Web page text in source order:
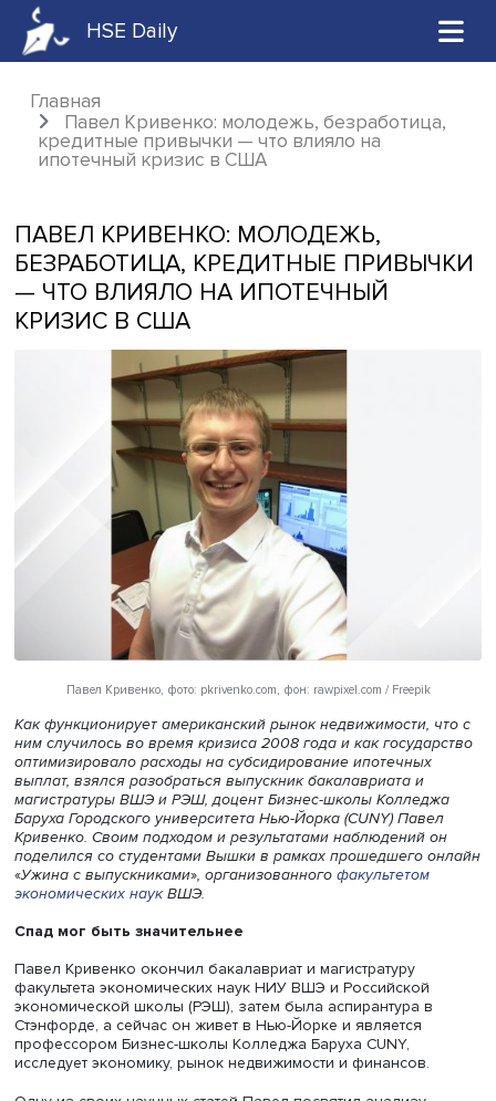
HSE Daily
Главная
Павел Кривенко: молодежь,
кредитные привычки — что влияло на
ПАВЕЛ КРИВЕНКО: МОЛОДЕЖЬ,
БЕЗРАБОТИЦА, КРЕДИТНЫЕ
— ЧТО ВЛИЯЛО НА ИПОТЕЧНЫЙ
КРИЗИС В США
Павел Кривенко, фото: pkrivenko.com, фон: rawpixel.com / Freepik
Как функционирует американский рынок недвижимости,
ним случилось во время кризиса 2008 года и как
оптимизировало расходы на субсидирование ипотечных
выплат, взялся разобраться выпускник бакалавриата и
Баруха Городского университета Нью-Йорка (CUNY)
Кривенко. Своим подходом и результатами наблюдений
поделился со студентами Вышки в рамках прошедшего
«Ужина с выпускниками», организованногофакультетом
экономических наукВШЭ.
Спад мог быть значительнее